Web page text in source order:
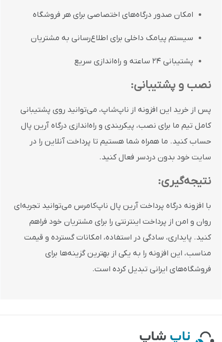
امکان صدور درگاه‌های اختصاصی برای هر فروشگاه
سیستم پیامک داخلی برای اطلاع‌رسانی به مشتریان
پشتیبانی ۲۴ ساعته و راه‌اندازی سریع
نصب و پشتیبانی:
پس از خرید این افزونه از ناپ‌شاپ، می‌توانید روی پشتیبانی
کامل تیم ما برای نصب، پیکربندی و راه‌اندازی درگاه آرین پال
حساب کنید. ما همراه شما هستیم تا پرداخت آنلاین را در
سایت خود بدون دردسر فعال کنید.
نتیجه‌گیری:
با افزونه درگاه پرداخت آرین پال ناپ‌کامرس می‌توانید تجربه‌ای
روان و امن از پرداخت اینترنتی را برای مشتریان خود فراهم
کنید. پایداری، سادگی در استفاده، امکاناتگسترده و قیمت
مناسب، این افزونه را به یکی از بهترینگزینه‌ها برای
فروشگاه‌های ایرانی تبدیل کرده است.